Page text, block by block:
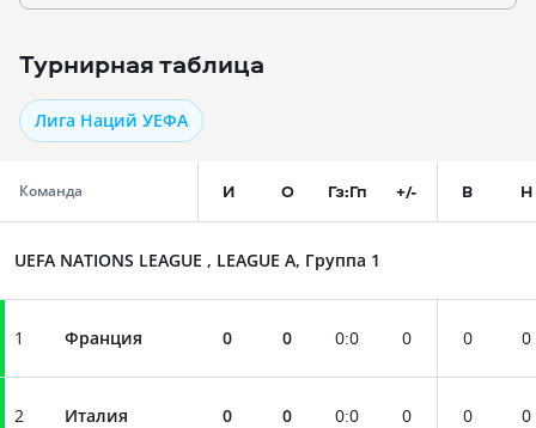
Турнирная таблица
Лига Наций УЕФА
Команда И О Гз:Гп +/- В Н
UEFA NATIONS LEAGUE , LEAGUE A, Группа 1
1 Франция 0 0 0:0 0 0 0
2 Италия 0 0 0:0 0 0 0